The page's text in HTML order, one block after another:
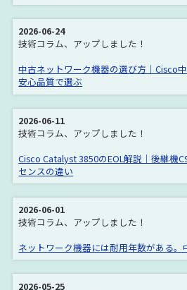
2026-06-24
技術コラム、アップしました！
中古ネットワーク機器の選び方｜Cisco
安心品質で選ぶ
2026-06-11
技術コラム、アップしました！
Cisco Catalyst 3850のEOL解説｜後継機
センスの違い
2026-06-01
技術コラム、アップしました！
ネットワーク機器には耐用年数がある。
2026-05-25